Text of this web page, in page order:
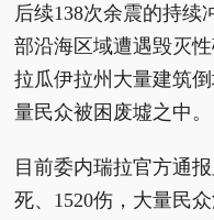
后续138次余震的持续
部沿海区域遭遇毁灭
拉瓜伊拉州大量建筑
量民众被困废墟之中。
目前委内瑞拉官方通
死、1520伤，大量民